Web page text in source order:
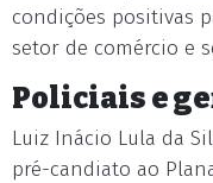
condições positivas
setor de comércio e
Policiais e
Luiz Inácio Lula da
pré-candiato ao